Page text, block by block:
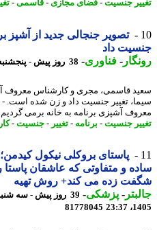
جنسیت-فضای مجازی- قاسمی-تغییر-
تصویر جنجالی جدید از آشپز
داد
-فناوری- 38 روز پیش - پنجشنبه 11 تیر 1405، 10:17
قاسمی، مجری و کارشناس معروف آشپزی
تغییر جنسیت داد و زن شده است. -
آشپزی برنامه به خانه برمی گردیم صدا
جنسیت-برنامه -تغییر-جنسیت-
پاستای بروکلی نیکول کیدمن؛
و متفاوتی که عاشقان پاستا را
زده می کند+ روش تهیه
-پزشکی-
39 روز پیش -
81778045